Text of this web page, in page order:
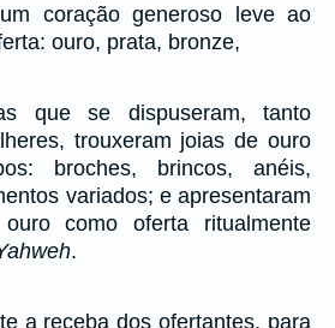
coração generoso leve ao
ouro, prata, bronze,
que se dispuseram, tanto
trouxeram joias de ouro
broches, brincos, anéis,
variados; e apresentaram
como oferta ritualmente
.
a receba dos ofertantes, para